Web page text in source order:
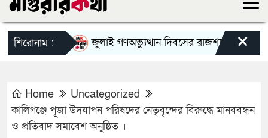
শিরোনাম : জুলাই গণঅভ্যুত্থান দিবসের রাজশাহী মহানগর×
Home
Uncategorized
কালিগঞ্জে পূজা উদযাপন পরিষদের নেতৃবৃন্দের বিরুদ্ধে মানববন্ধন
ও প্রতিবাদ সমাবেশ অনুষ্ঠিত ।